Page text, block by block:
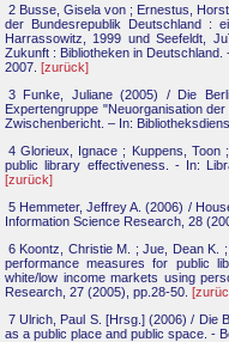
2 Busse, Gisela von ; Ernestus,
der Bundesrepublik Deutschland :
Harrassowitz, 1999 und Seefeldt,
Zukunft : Bibliotheken in
2007. [zurück]
3 Funke, Juliane (2005) / Die
Expertengruppe "Neuorganisation
Zwischenbericht. – In:
4 Glorieux, Ignace ; Kuppens, Toon
public library effectiveness. - In:
[zurück]
5 Hemmeter, Jeffrey A. (2006) /
Information Science Research, 28
6 Koontz, Christie M. ; Jue, Dean K.
performance measures for public
white/low income markets using
Research, 27 (2005), pp.28-50.
7 Ulrich, Paul S. [Hrsg.] (2006) / Die
as a public place and public space. -